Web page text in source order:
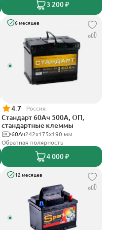
3 200 ₽
6 месяцев
4.7 Россия
Стандарт 60Ач 500А, ОП,
стандартные клеммы
242x175x190 мм
60Ач
Обратная полярность
4 000 ₽
12 месяцев